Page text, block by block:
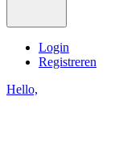
Login
Registreren
Hello,